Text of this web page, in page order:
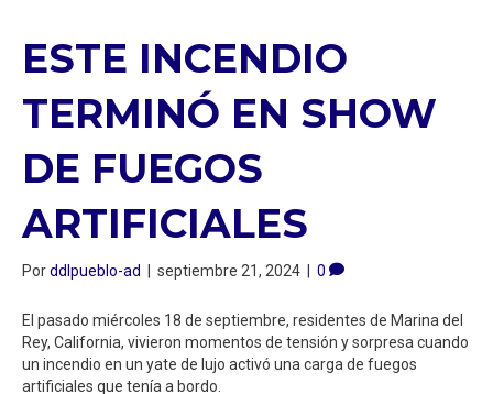
ESTE INCENDIO
TERMINÓ EN SHOW
DE FUEGOS
ARTIFICIALES
Porddlpueblo-ad | septiembre 21, 2024 | 0
El pasado miércoles 18 de septiembre, residentes de Marina del
Rey, California, vivieron momentos de tensión y sorpresa cuando
un incendio en un yate de lujo activó una carga de fuegos
artificiales que tenía a bordo.